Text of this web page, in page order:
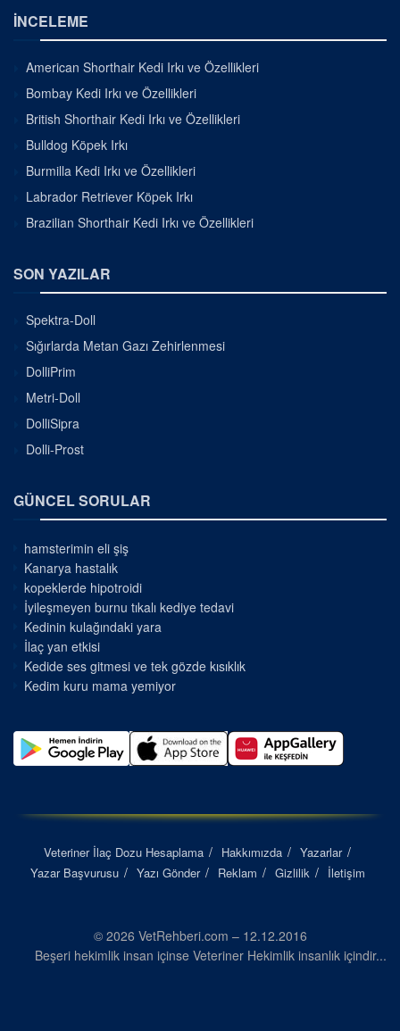
İNCELEME
American Shorthair Kedi Irkı ve Özellikleri
Bombay Kedi Irkı ve Özellikleri
British Shorthair Kedi Irkı ve Özellikleri
Bulldog Köpek Irkı
Burmilla Kedi Irkı ve Özellikleri
Labrador Retriever Köpek Irkı
Brazilian Shorthair Kedi Irkı ve Özellikleri
SON YAZILAR
Spektra-Doll
Sığırlarda Metan Gazı Zehirlenmesi
DolliPrim
Metri-Doll
DolliSipra
Dolli-Prost
GÜNCEL SORULAR
hamsterimin eli şiş
Kanarya hastalık
kopeklerde hipotroidi
İyileşmeyen burnu tıkalı kediye tedavi
Kedinin kulağındaki yara
İlaç yan etkisi
Kedide ses gitmesi ve tek gözde kısıklık
Kedim kuru mama yemiyor
Veteriner İlaç Dozu Hesaplama Hakkımızda
Yazarlar
Yazar Başvurusu
Yazı Gönder Reklam Gizlilik İletişim
© 2026 VetRehberi.com – 12.12.2016
Beşeri hekimlik insan içinse Veteriner Hekimlik insanlık içindir...